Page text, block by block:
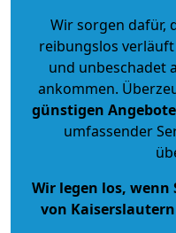
Wir sorgen dafür,
reibungslos
und unbeschadet
ankommen.
günstigen
umfassender
Wir legen los, wenn
von